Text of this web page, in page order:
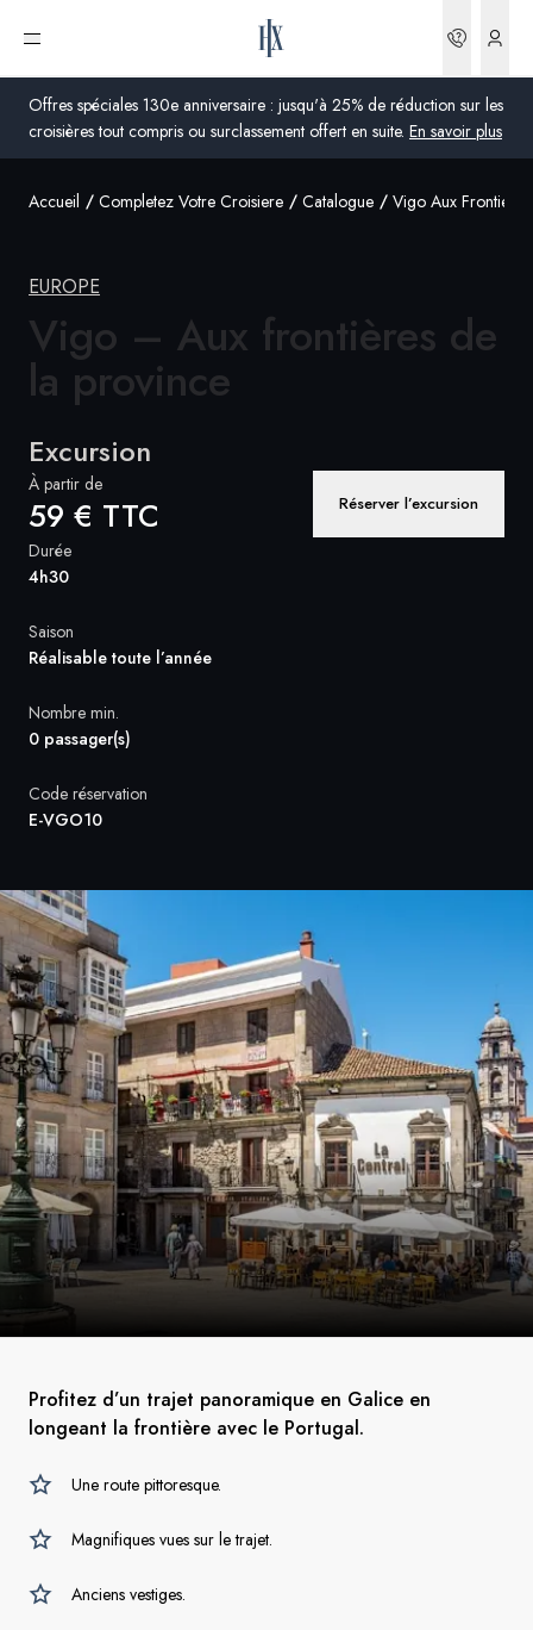
Offres spéciales 130e anniversaire : jusqu'à 25% de réduction sur les
croisières tout compris ou surclassement offert en suite. En savoir plus
Ouvrir le menu
France
États-Unis
France
Danemark
Global
Accueil Completez Votre Croisiere Catalogue Vigo Aux
EUROPE
Vigo – Aux frontières de
la province
Excursion
À partir de
59 € TTC Réserver l’excursion
Durée
4h30
Saison
Réalisable toute l’année
Nombre min.
0 passager(s)
Code réservation
E-VGO10
Profitez d’un trajet panoramique en Galice en
longeant la frontière avec le Portugal.
Une route pittoresque.
Magnifiques vues sur le trajet.
Anciens vestiges.